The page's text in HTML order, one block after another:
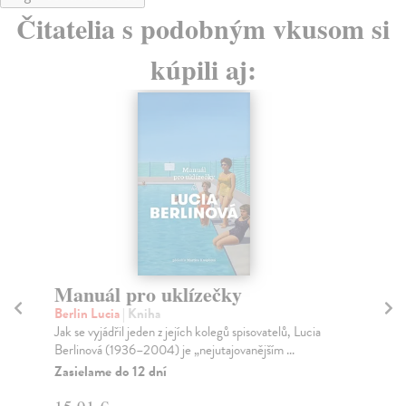
Čitatelia s podobným vkusom si
kúpili aj:
Šeptuchy (české vydanie)
Sabuchová Alena| Kniha
Příběh o dospívání v kraji, který by nikdo nevymyslel.
Podlasí, lesnatá oblast mezi Polskem a Běloru...
Zasielame do 12 dní